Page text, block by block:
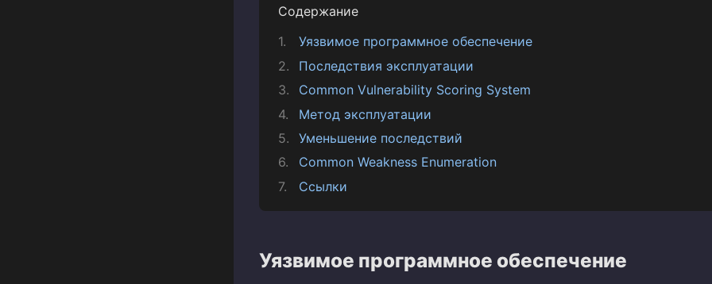
Содержание
Уязвимое программное обеспечение
Последствия эксплуатации
Common Vulnerability Scoring System
Метод эксплуатации
Уменьшение последствий
Common Weakness Enumeration
Ссылки
Уязвимое программное обеспечение